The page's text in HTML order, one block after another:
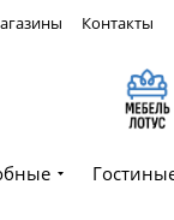
Контакты